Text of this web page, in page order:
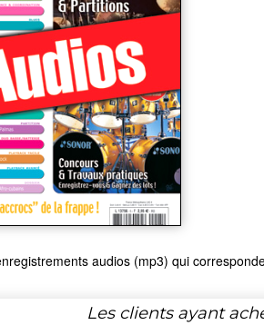
audios (mp3) qui
Les clients ayant